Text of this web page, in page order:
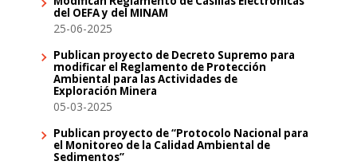
del OEFA y del MINAM
25-06-2025
Publican proyecto de Decreto Supremo para
modificar el Reglamento de Protección
Ambiental para las Actividades de
Exploración Minera
05-03-2025
Publican proyecto de “Protocolo Nacional para
el Monitoreo de la Calidad Ambiental de
Sedimentos”